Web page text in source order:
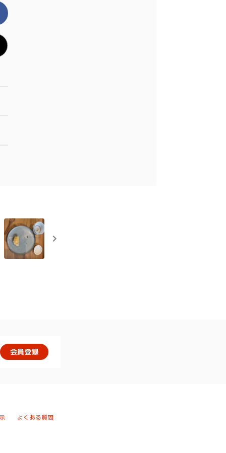
会員登録
よくある質問